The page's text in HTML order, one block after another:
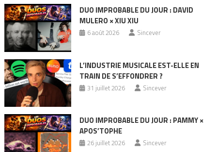
DUO IMPROBABLE DU JOUR : DAVID
MULERO × XIU XIU
6 août 2026 Sincever
L’INDUSTRIE MUSICALE EST-ELLE EN
TRAIN DE S’EFFONDRER ?
31 juillet 2026 Sincever
DUO IMPROBABLE DU JOUR : PAMMY ×
APOS’TOPHE
26 juillet 2026 Sincever